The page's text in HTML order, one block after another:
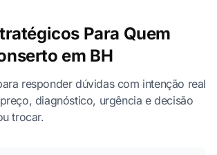
Para Quem
em BH
responder dúvidas com intenção real
diagnóstico, urgência e decisão
trocar.